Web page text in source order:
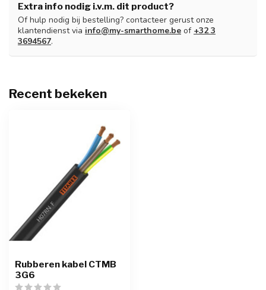
Extra info nodig i.v.m. dit product?
Of hulp nodig bij bestelling? contacteer gerust onze
klantendienst via info@my-smarthome.be of +32 3
3694567.
Recent bekeken
Rubberen kabel CTMB
3G6